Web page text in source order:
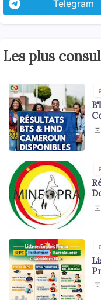
Telegram
Les plus